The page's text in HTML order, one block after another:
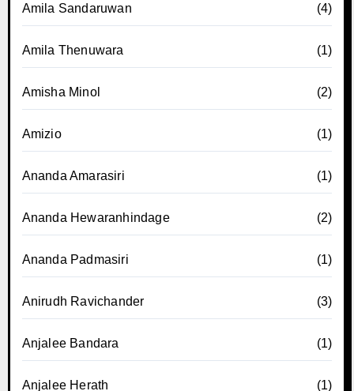
Amila Sandaruwan (4)
Amila Thenuwara (1)
Amisha Minol (2)
Amizio (1)
Ananda Amarasiri (1)
Ananda Hewaranhindage (2)
Ananda Padmasiri (1)
Anirudh Ravichander (3)
Anjalee Bandara (1)
Anjalee Herath (1)